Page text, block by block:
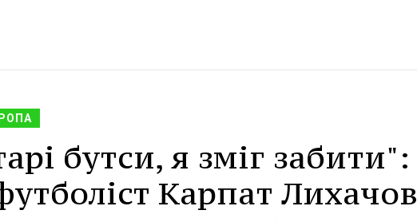
бутси, я зміг забити":
Карпат Лихачов